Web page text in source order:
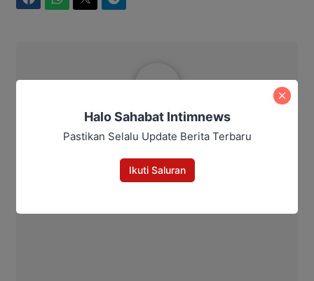
Halo Sahabat Intimnews
Pastikan Selalu Update Berita Terbaru
Ikuti Saluran